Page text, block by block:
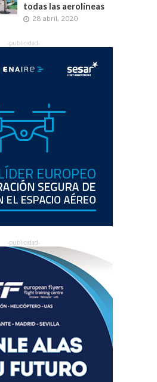
todas las aerolíneas
28 abril, 2020